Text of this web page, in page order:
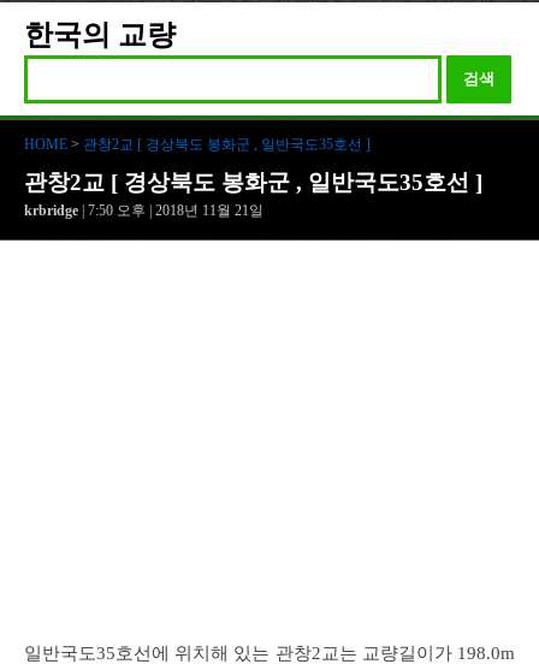
한국의 교량
검색
HOME > 관창2교 [ 경상북도 봉화군 , 일반국도35호선 ]
관창2교 [ 경상북도 봉화군 , 일반국도35호선 ]
krbridge | 7:50 오후 | 2018년 11월 21일
일반국도35호선에 위치해 있는 관창2교는 교량길이가 198.0m